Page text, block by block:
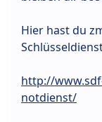
Hier hast du
http://
notdienst/